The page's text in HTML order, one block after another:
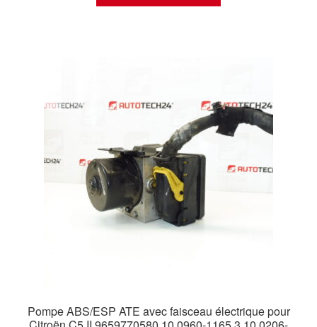
Pompe ABS/ESP ATE avec faisceau électrique pour